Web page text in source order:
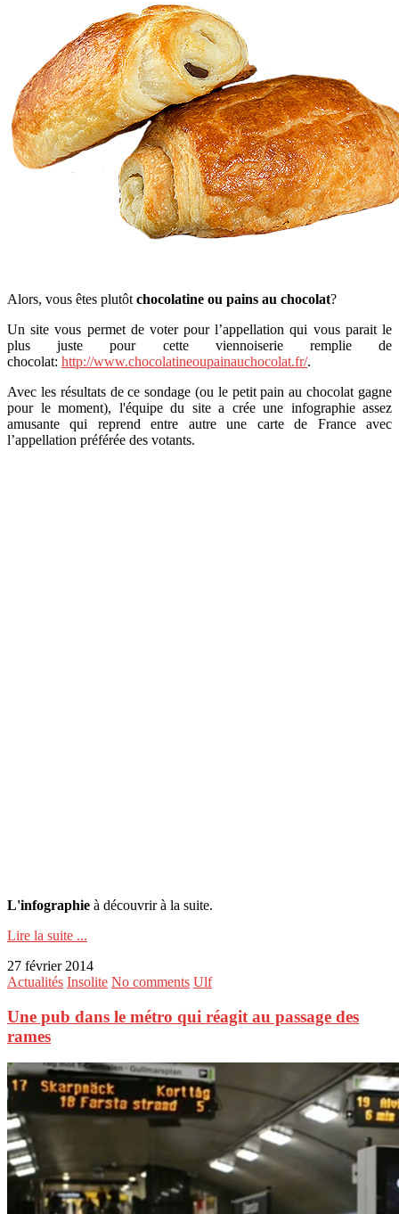
Alors, vous êtes plutôt chocolatine ou pains au chocolat?
Un site vous permet de voter pour l’appellation qui vous parait le
plus juste pour cette viennoiserie remplie de
chocolat: http://www.chocolatineoupainauchocolat.fr/.
Avec les résultats de ce sondage (ou le petit pain au chocolat gagne
pour le moment), l'équipe du site a crée une infographie assez
amusante qui reprend entre autre une carte de France avec
l’appellation préférée des votants.
L'infographie à découvrir à la suite.
Lire la suite ...
27 février 2014
Actualités Insolite No comments Ulf
Une pub dans le métro qui réagit au passage des
rames